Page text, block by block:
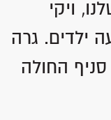
ויקי
ילדים. גרה
החולה